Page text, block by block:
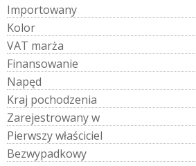
Importowany
Kolor
VAT marża
Finansowanie
Napęd
Kraj pochodzenia
Zarejestrowanyw
Pierwszywłaściciel
Bezwypadkowy